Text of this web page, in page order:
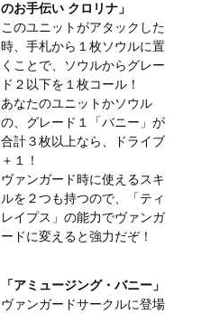
のお手伝い クロリナ」
このユニットがアタックした
時、手札から１枚ソウルに置
くことで、ソウルからグレー
ド２以下を１枚コール！
あなたのユニットかソウル
の、グレード１「バニー」が
合計３枚以上なら、ドライブ
＋１！
ヴァンガード時に使えるスキ
ルを２つも持つので、「ティ
レイプス」の能力でヴァンガ
ードに変えると強力だぞ！
「アミュージング・バニー」
ヴァンガードサークルに登場